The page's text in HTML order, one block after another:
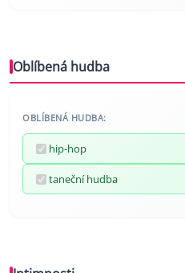
Oblíbená hudba
OBLÍBENÁ HUDBA:
hip-hop
taneční hudba